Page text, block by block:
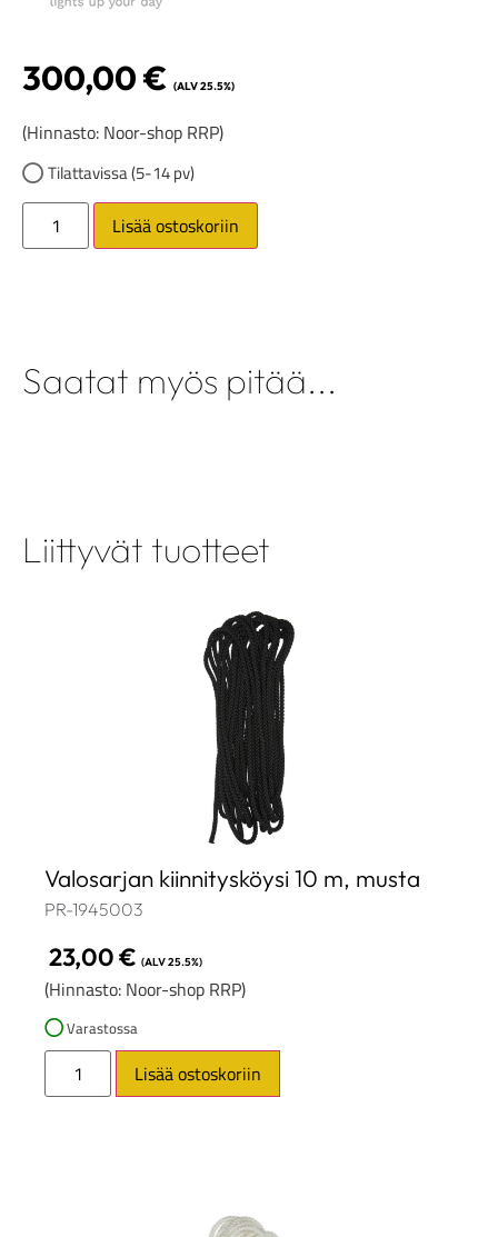
300,00€ (ALV 25.5%)
(Hinnasto: Noor-shop RRP)
Tilattavissa (5-14 pv)
Lisää ostoskoriin
Saatat myös pitää...
Liittyvät tuotteet
Valosarjan kiinnitysköysi 10 m, musta
PR-1945003
23,00€ (ALV 25.5%)
(Hinnasto: Noor-shop RRP)
Varastossa
Lisää ostoskoriin